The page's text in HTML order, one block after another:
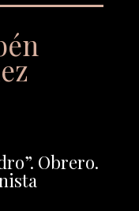
Obrero.